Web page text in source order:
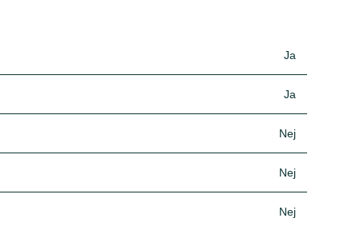
Ja
Ja
Nej
Nej
Nej